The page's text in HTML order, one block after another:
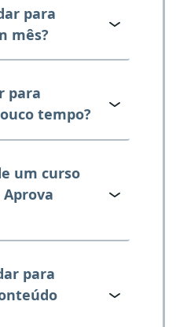
para
mês?
para
tempo?
um curso
para